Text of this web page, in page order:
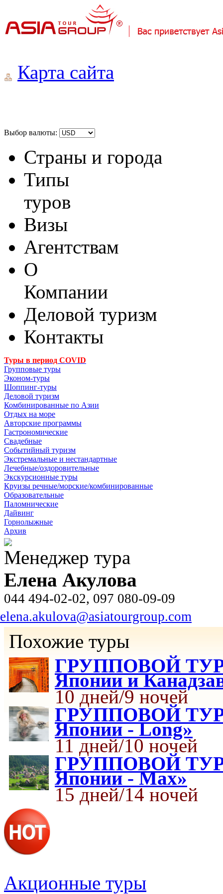
Карта сайта
Выбор валюты:
Страны и города
Типы
туров
Визы
Агентствам
О
Компании
Деловой туризм
Контакты
Туры в период COVID
Групповые туры
Эконом-туры
Шоппинг-туры
Деловой туризм
Комбинированные по Азии
Отдых на море
Авторские программы
Гастрономические
Свадебные
Событийный туризм
Экстремальные и нестандартные
Лечебные/оздоровительные
Экскурсионные туры
Круизы речные/морские/комбинированные
Образовательные
Паломнические
Дайвинг
Горнолыжные
Архив
Менеджер тура
Елена Акулова
044 494-02-02, 097 080-09-09
elena.akulova@asiatourgroup.com
Похожие туры
ГРУППОВОЙ ТУР:
Японии и
10 дней/9 ночей
ГРУППОВОЙ ТУР:
Японии - Long»
11 дней/10 ночей
ГРУППОВОЙ ТУР:
Японии - Max»
15 дней/14 ночей
Акционные туры